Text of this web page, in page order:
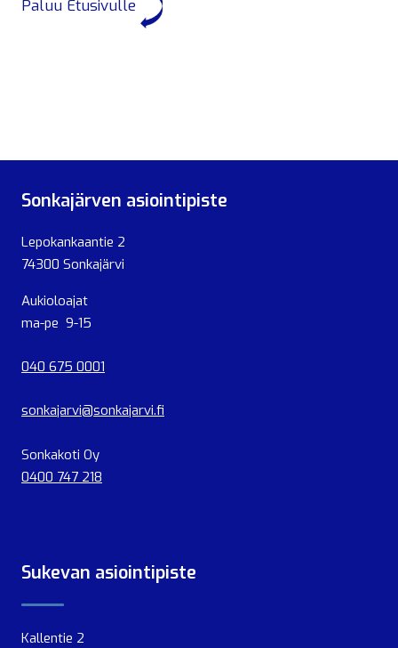
Paluu Etusivulle
Sonkajärven asiointipiste
Lepokankaantie 2
74300 Sonkajärvi
Aukioloajat
ma-pe 9-15
040 675 0001
sonkajarvi@sonkajarvi.fi
Sonkakoti Oy
0400 747 218
Sukevan asiointipiste
Kallentie 2